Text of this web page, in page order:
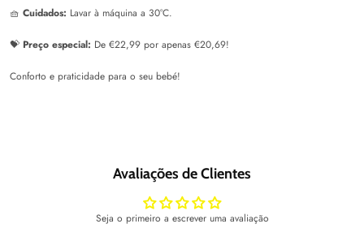
🧺 Cuidados: Lavar à máquina a 30°C.
💝 Preço especial: De €22,99 por apenas €20,69!
Conforto e praticidade para o seu bebé!
Avaliações de Clientes
Seja o primeiro a escrever uma avaliação